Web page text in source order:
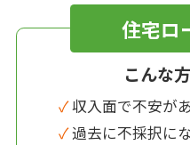
住宅ロ
こんな
✓ 収入面で不安が
✓ 過去に不採択に